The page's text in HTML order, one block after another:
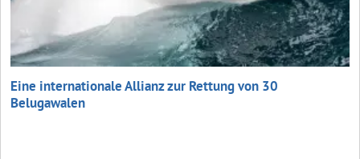
Eine internationale Allianz zur Rettung von 30
Belugawalen